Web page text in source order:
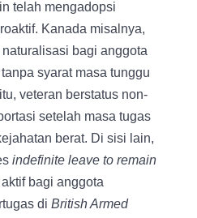
telah mengadopsi
Kanada misalnya,
bagi anggota
tanpa syarat masa tunggu
veteran berstatus non-
setelah masa tugas
berat. Di sisi lain,
indefinite leave to remain
bagi anggota
di British Armed